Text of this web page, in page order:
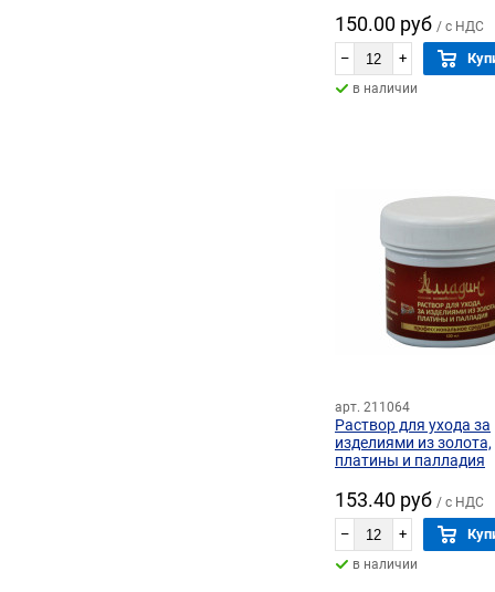
150.00 руб / с НДС
– +
в наличии
арт. 211064
Раствор для ухода за
изделиями из золота,
платины и палладия
153.40 руб / с НДС
– +
в наличии